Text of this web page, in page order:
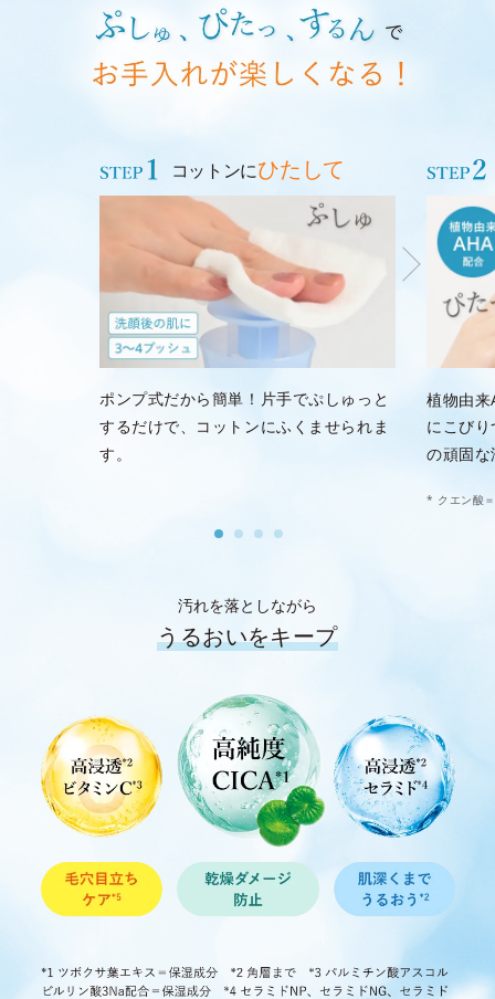
コットンにひたして
ポンプ式だから簡単！片手でぷしゅっと
するだけで、コットンにふくませられま
す。
植物由来
にこび
の頑固
* クエン酸
汚れを落としながら
うるおいをキープ